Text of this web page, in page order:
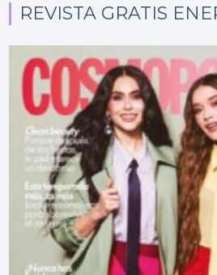
REVISTA GRATIS